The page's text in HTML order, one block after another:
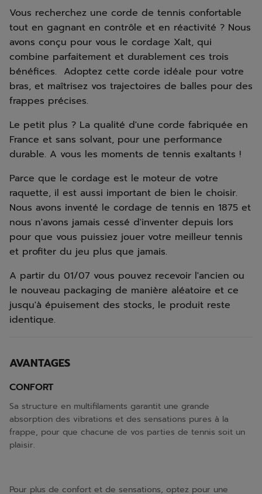
Vous recherchez une corde de tennis confortable
tout en gagnant en contrôle et en réactivité ? Nous
avons conçu pour vous le cordage Xalt, qui
combine parfaitement et durablement ces trois
bénéfices. Adoptez cette corde idéale pour votre
bras, et maîtrisez vos trajectoires de balles pour des
frappes précises.
Le petit plus ? La qualité d'une corde fabriquée en
France et sans solvant, pour une performance
durable. A vous les moments de tennis exaltants !
Parce que le cordage est le moteur de votre
raquette, il est aussi important de bien le choisir.
Nous avons inventé le cordage de tennis en 1875 et
nous n'avons jamais cessé d'inventer depuis lors
pour que vous puissiez jouer votre meilleur tennis
et profiter du jeu plus que jamais.
A partir du 01/07 vous pouvez recevoir l'ancien ou
le nouveau packaging de manière aléatoire et ce
jusqu'à épuisement des stocks, le produit reste
identique.
AVANTAGES
CONFORT
Sa structure en multifilaments garantit une grande
absorption des vibrations et des sensations pures à la
frappe, pour que chacune de vos parties de tennis soit un
plaisir.
Pour plus de confort et de sensations, optez pour une